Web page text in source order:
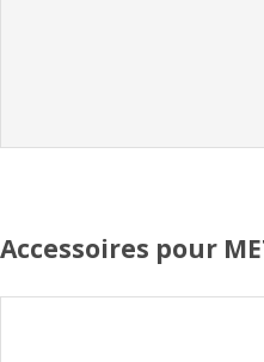
Accessoires pour